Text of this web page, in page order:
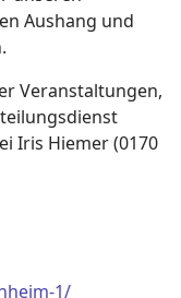
Aushang und
Veranstaltungen,
Iris Hiemer (0170
1/